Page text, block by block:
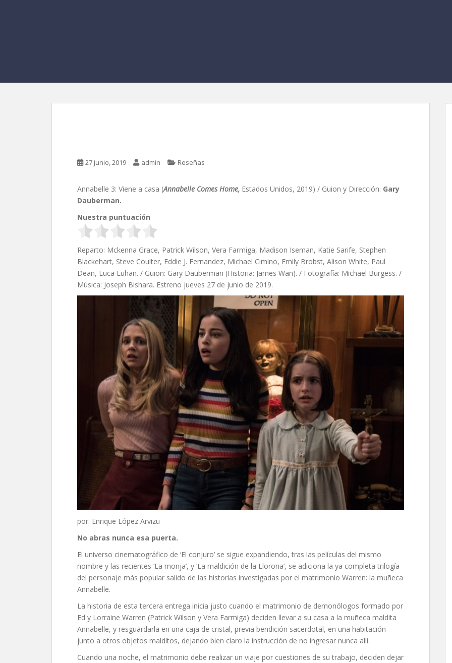
27 junio, 2019 admin Reseñas
Annabelle 3: Viene a casa (Annabelle Comes Home, Estados Unidos, 2019) / Guion y Dirección: Gary
Dauberman.
Nuestra puntuación
Reparto: Mckenna Grace, Patrick Wilson, Vera Farmiga, Madison Iseman, Katie Sarife, Stephen
Blackehart, Steve Coulter, Eddie J. Fernandez, Michael Cimino, Emily Brobst, Alison White, Paul
Dean, Luca Luhan. / Guion: Gary Dauberman (Historia: James Wan). / Fotografía: Michael Burgess. /
Música: Joseph Bishara. Estreno jueves 27 de junio de 2019.
por: Enrique López Arvizu
No abras nunca esa puerta.
El universo cinematográfico de ‘El conjuro’ se sigue expandiendo, tras las películas del mismo
nombre y las recientes ‘La monja’, y ‘La maldición de la Llorona’, se adiciona la ya completa trilogía
del personaje más popular salido de las historias investigadas por el matrimonio Warren: la muñeca
Annabelle.
La historia de esta tercera entrega inicia justo cuando el matrimonio de demonólogos formado por
Ed y Lorraine Warren (Patrick Wilson y Vera Farmiga) deciden llevar a su casa a la muñeca maldita
Annabelle, y resguardarla en una caja de cristal, previa bendición sacerdotal, en una habitación
junto a otros objetos malditos, dejando bien claro la instrucción de no ingresar nunca allí.
Cuando una noche, el matrimonio debe realizar un viaje por cuestiones de su trabajo, deciden dejar